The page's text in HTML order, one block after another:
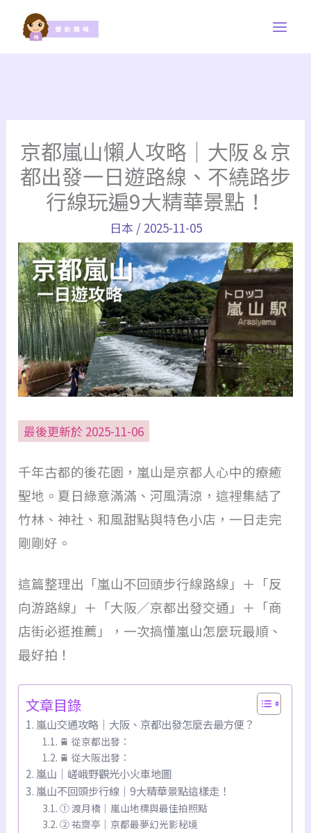
京都嵐山懶人攻略｜大阪＆京
都出發一日遊路線、不繞路步
行線玩遍9大精華景點！
日本 / 2025-11-05
最後更新於 2025-11-06
千年古都的後花園，嵐山是京都人心中的療癒
聖地。夏日綠意滿滿、河風清涼，這裡集結了
竹林、神社、和風甜點與特色小店，一日走完
剛剛好。
這篇整理出「嵐山不回頭步行線路線」＋「反
向游路線」＋「大阪／京都出發交通」＋「商
店街必逛推薦」，一次搞懂嵐山怎麼玩最順、
最好拍！
文章目錄
嵐山交通攻略｜大阪、京都出發怎麼去最方便？
🚆 從京都出發：
🚆 從大阪出發：
嵐山｜嵯峨野觀光小火車地圖
嵐山不回頭步行線｜9大精華景點這樣走！
① 渡月橋｜嵐山地標與最佳拍照點
② 祐齋亭｜京都最夢幻光影秘境